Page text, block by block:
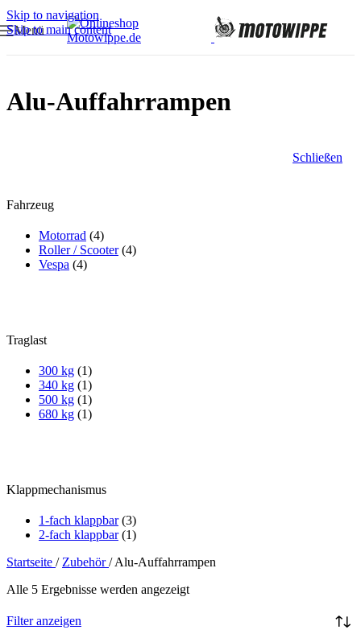
Skip to navigation
Skip to main content
Menü
Alu-Auffahrrampen
Schließen
Fahrzeug
Motorrad (4)
Roller / Scooter (4)
Vespa (4)
Traglast
300 kg (1)
340 kg (1)
500 kg (1)
680 kg (1)
Klappmechanismus
1-fach klappbar (3)
2-fach klappbar (1)
Startseite / Zubehör/ Alu-Auffahrrampen
Alle 5 Ergebnisse werden angezeigt
Filter anzeigen